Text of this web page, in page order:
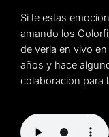
Si te estas
amando los
de verla en vivo
años y hace
colaboracion para